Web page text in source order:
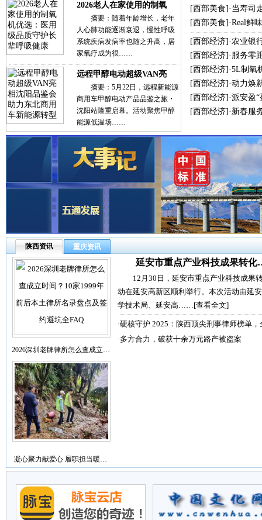
2026老人在家使用的制氧
摘要：随着年龄增长，老年
人心肺功能逐渐衰退，慢性呼吸
系统疾病发病率也随之升高，居
家氧疗成为很……
远程甲醇电动超级VAN亮
摘要：5月22日，远程新能源
商用车甲醇电动产品品鉴之旅・
沈阳站隆重启幕。活动聚焦甲醇
能源低温场……
[西部美食]· 当寿司
[西部美食]·Real鲜
[西部经济]·农业银
[西部经济]· 服务零
[西部经济]·5L制氧
[西部经济]·动力焕
[西部经济]·派安盈
[西部经济]· 新春服
陕西资讯 重庆资讯
2026深圳老牌律所怎么查成立…
凝心聚力献爱心 履职担当暖…
延安市重点产业科技成果转
12月30日，延安市重点产业科技成果
动在延安高新区顺利举行。本次活动由延
学技术局、延安高……[查看全文]
·硬核守护 2025：陕西顶尖刑事律师榜单
·多方合力，破获十余万元路产被盗案